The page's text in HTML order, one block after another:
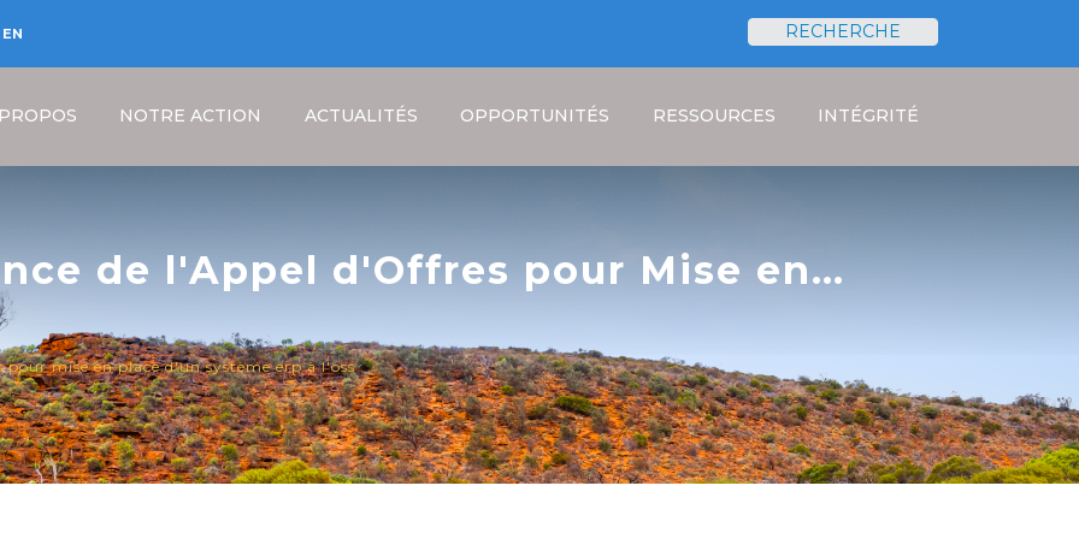
EN
RECHERCHE
NOTRE ACTION ACTUALITÉS OPPORTUNITÉS RESSOURCES INTÉGRITÉ
de l'Appel d'Offres pour Mise en
ERP à l'OSS
Fil
d'Ariane
mise en place d'un système erp à l'oss